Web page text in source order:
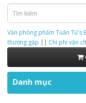
Văn phòng phẩm Tuấn Tú's
thường gặp || Chi phí vận
Danh mục